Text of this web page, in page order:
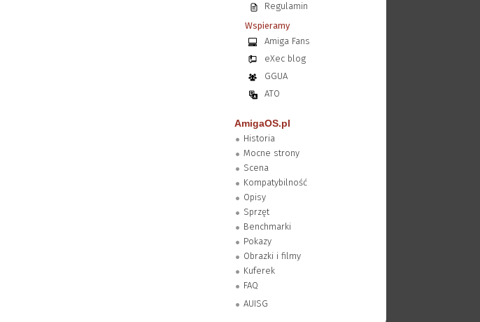
Regulamin
Wspieramy
Amiga Fans
eXec blog
GGUA
ATO
AmigaOS.pl
Historia
Mocne strony
Scena
Kompatybilność
Opisy
Sprzęt
Benchmarki
Pokazy
Obrazki i filmy
Kuferek
FAQ
AUISG